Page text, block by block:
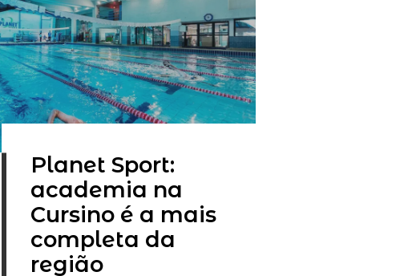
Planet Sport:
academia na
Cursino é a mais
completa da
região